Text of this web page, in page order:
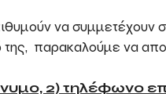
να συμμετέχουν
παρακαλούμε να
2) τηλέφωνο